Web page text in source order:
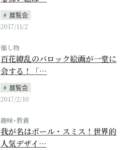
展覧会
2017/11/2
催し物
百花繚乱のバロック絵画が一堂に
会する！「…
展覧会
2017/2/10
趣味･教養
我が名はポール・スミス！世界的
人気デザイ…